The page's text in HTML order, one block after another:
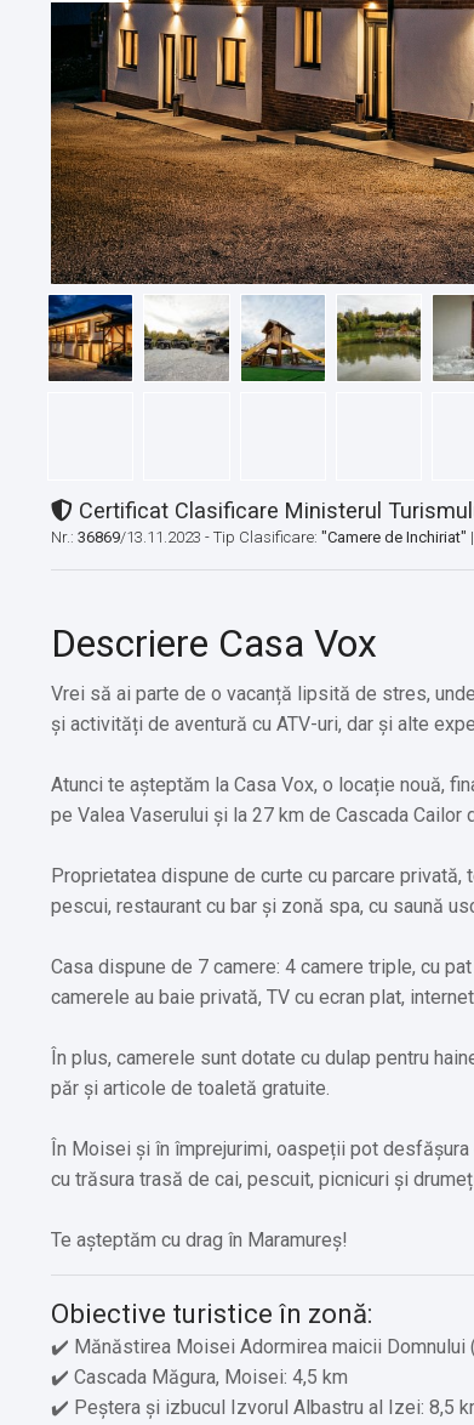
Certificat Clasificare Ministerul
Nr.: 36869/13.11.2023 - Tip Clasificare: "Camere de Inchiriat" |
Descriere Casa Vox
Vrei să ai parte de o vacanță lipsită de stres,
și activități de aventură cu ATV-uri, dar și alte
Atunci te așteptăm la Casa Vox, o locație nouă,
pe Valea Vaserului și la 27 km de Cascada Cailor
Proprietatea dispune de curte cu parcare
pescui, restaurant cu bar și zonă spa, cu saună
Casa dispune de 7 camere: 4 camere triple, cu
camerele au baie privată, TV cu ecran plat,
În plus, camerele sunt dotate cu dulap pentru
păr și articole de toaletă gratuite.
În Moisei și în împrejurimi, oaspeții pot
cu trăsura trasă de cai, pescuit, picnicuri și
Te așteptăm cu drag în Maramureș!
Obiective turistice în zonă:
✔️ Mănăstirea Moisei Adormirea maicii Domnului
✔️ Cascada Măgura, Moisei: 4,5 km
✔️ Peștera și izbucul Izvorul Albastru al Izei: 8,5